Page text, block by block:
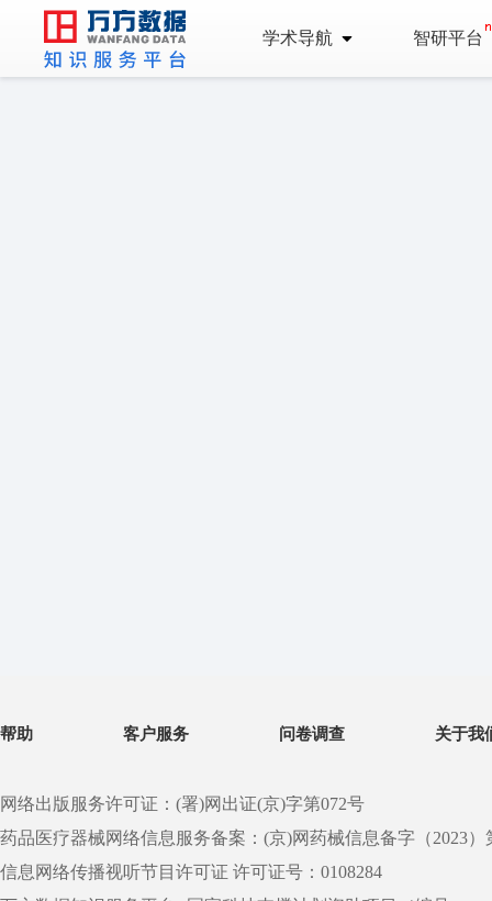
学术导航 智研平台
帮助 客户服务 问卷调查 关于我
网络出版服务许可证：(署)网出证(京)字第072号
药品医疗器械网络信息服务备案：(京)网药械信息备字（2023）
信息网络传播视听节目许可证 许可证号：0108284